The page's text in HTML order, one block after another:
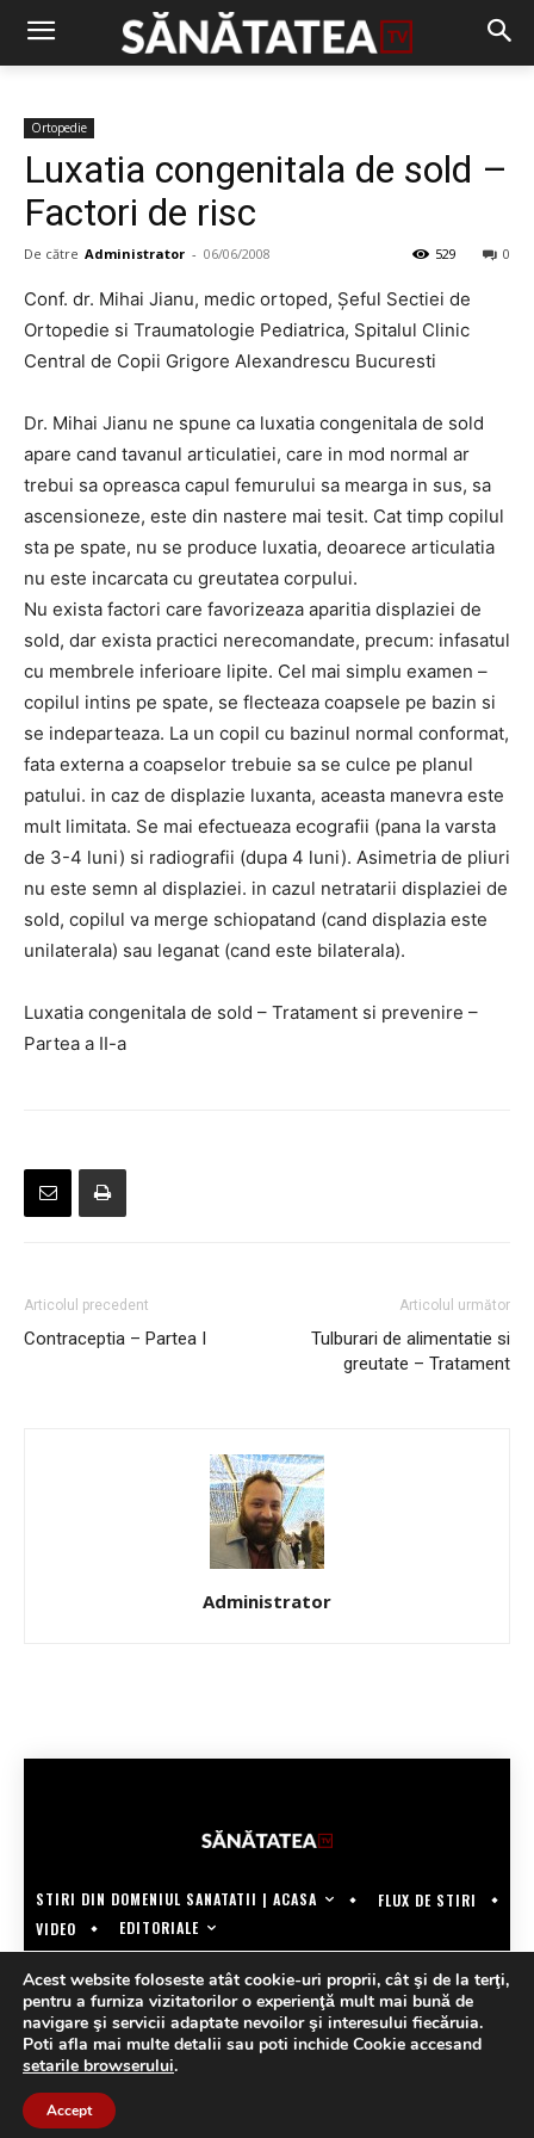
Ortopedie
Luxatia congenitala de sold –
Factori de risc
De către Administrator - 06/06/2008 0
529
Conf. dr. Mihai Jianu, medic ortoped, Şeful Sectiei de
Ortopedie si Traumatologie Pediatrica, Spitalul Clinic
Central de Copii Grigore Alexandrescu Bucuresti
Dr. Mihai Jianu ne spune ca luxatia congenitala de sold
apare cand tavanul articulatiei, care in mod normal ar
trebui sa opreasca capul femurului sa mearga in sus, sa
ascensioneze, este din nastere mai tesit. Cat timp copilul
sta pe spate, nu se produce luxatia, deoarece articulatia
nu este incarcata cu greutatea corpului.
Nu exista factori care favorizeaza aparitia displaziei de
sold, dar exista practici nerecomandate, precum: infasatul
cu membrele inferioare lipite. Cel mai simplu examen –
copilul intins pe spate, se flecteaza coapsele pe bazin si
se indeparteaza. La un copil cu bazinul normal conformat,
fata externa a coapselor trebuie sa se culce pe planul
patului. in caz de displazie luxanta, aceasta manevra este
mult limitata. Se mai efectueaza ecografii (pana la varsta
de 3-4 luni) si radiografii (dupa 4 luni). Asimetria de pliuri
nu este semn al displaziei. in cazul netratarii displaziei de
sold, copilul va merge schiopatand (cand displazia este
unilaterala) sau leganat (cand este bilaterala).
Luxatia congenitala de sold – Tratament si prevenire –
Partea a II-a
Articolul precedent
Contraceptia – Partea I
Articolul următor
Tulburari de alimentatie si
greutate – Tratament
Administrator
STIRI DIN DOMENIUL SANATATII | ACASA
FLUX DE STIRI
VIDEO
EDITORIALE
Acest website foloseste atât cookie-uri proprii, cât şi de la terţi,
pentru a furniza vizitatorilor o experienţă mult mai bună de
navigare şi servicii adaptate nevoilor şi interesului fiecăruia.
Poti afla mai multe detalii sau poti inchide Cookie accesand
setarile browserului.
Accept